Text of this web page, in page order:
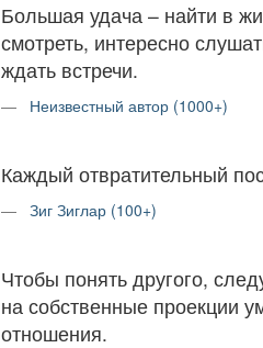
Большая удача – найти в
смотреть, интересно
ждать встречи.
Неизвестный автор (1000+)
Каждый отвратительный
Зиг Зиглар (100+)
Чтобы понять другого,
на собственные проекции
отношения.